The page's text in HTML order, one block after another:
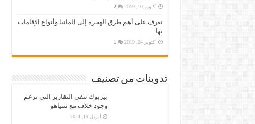
أكتوبر 10, 2019 2
تعرف على أهم طرق الهجرة إلى المانيا وأنواع الإقامات
بها
أكتوبر 24, 2019 1
تدوينات من تصنيف
بيربوك تنفي التقارير التي تزعم
وجود خلاف مع نتنياهو
أبريل 19, 2024